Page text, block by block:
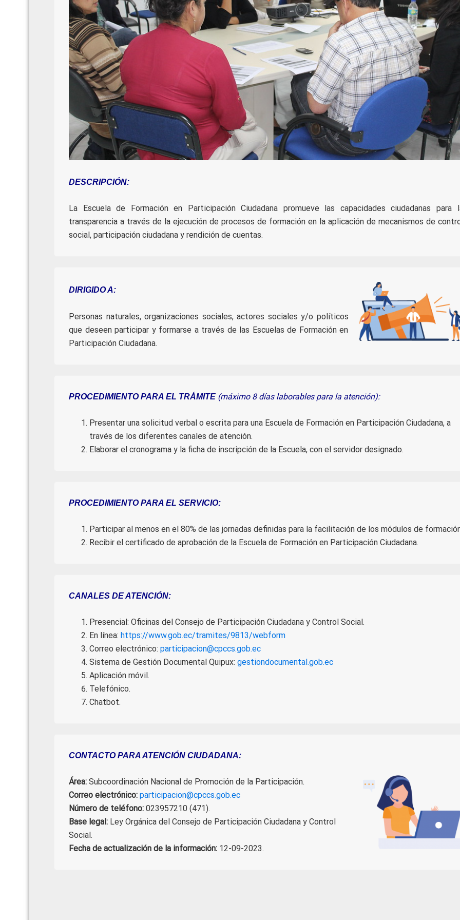
DESCRIPCIÓN:
La Escuela de Formación en Participación Ciudadana promueve las capacidades ciudadanas para
transparencia a través de la ejecución de procesos de formación en la aplicación de mecanismos de
social, participación ciudadana y rendición de cuentas.
DIRIGIDO A:
Personas naturales, organizaciones sociales, actores sociales y/o políticos
que deseen participar y formarse a través de las Escuelas de Formación en
Participación Ciudadana.
PROCEDIMIENTO PARA EL TRÁMITE (máximo 8 días laborables para la atención):
Presentar una solicitud verbal o escrita para una Escuela de Formación en Participación Ciudadana, a
través de los diferentes canales de atención.
Elaborar el cronograma y la ficha de inscripción de la Escuela, con el servidor designado.
PROCEDIMIENTO PARA EL SERVICIO:
Participar al menos en el 80% de las jornadas definidas para la facilitación de los módulos de
Recibir el certificado de aprobación de la Escuela de Formación en Participación Ciudadana.
CANALES DE ATENCIÓN:
Presencial: Oficinas del Consejo de Participación Ciudadana y Control Social.
En línea: https://www.gob.ec/tramites/9813/webform
Correo electrónico: participacion@cpccs.gob.ec
Sistema de Gestión Documental Quipux: gestiondocumental.gob.ec
Aplicación móvil.
Telefónico.
Chatbot.
CONTACTO PARA ATENCIÓN CIUDADANA:
Área: Subcoordinación Nacional de Promoción de la Participación.
Correo electrónico: participacion@cpccs.gob.ec
Número de teléfono: 023957210 (471).
Base legal: Ley Orgánica del Consejo de Participación Ciudadana y Control
Social.
Fecha de actualización de la información: 12-09-2023.